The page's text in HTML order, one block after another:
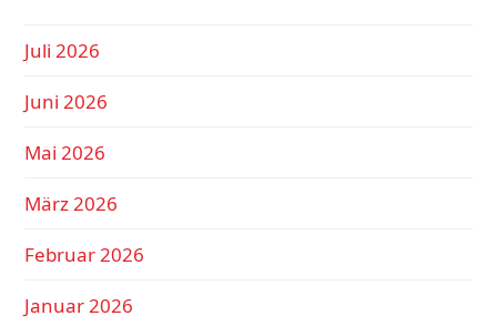
Juli 2026
Juni 2026
Mai 2026
März 2026
Februar 2026
Januar 2026